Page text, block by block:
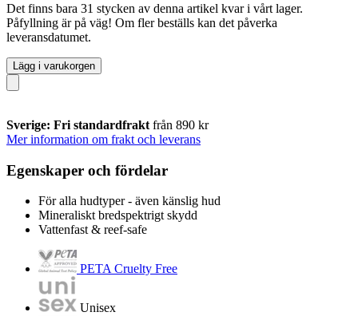
Det finns bara 31 stycken av denna artikel kvar i vårt lager.
Påfyllning är på väg! Om fler beställs kan det påverka
leveransdatumet.
Lägg i varukorgen
Sverige: Fri standardfrakt från 890 kr
Mer information om frakt och leverans
Egenskaper och fördelar
För alla hudtyper - även känslig hud
Mineraliskt bredspektrigt skydd
Vattenfast & reef-safe
PETA Cruelty Free
Unisex